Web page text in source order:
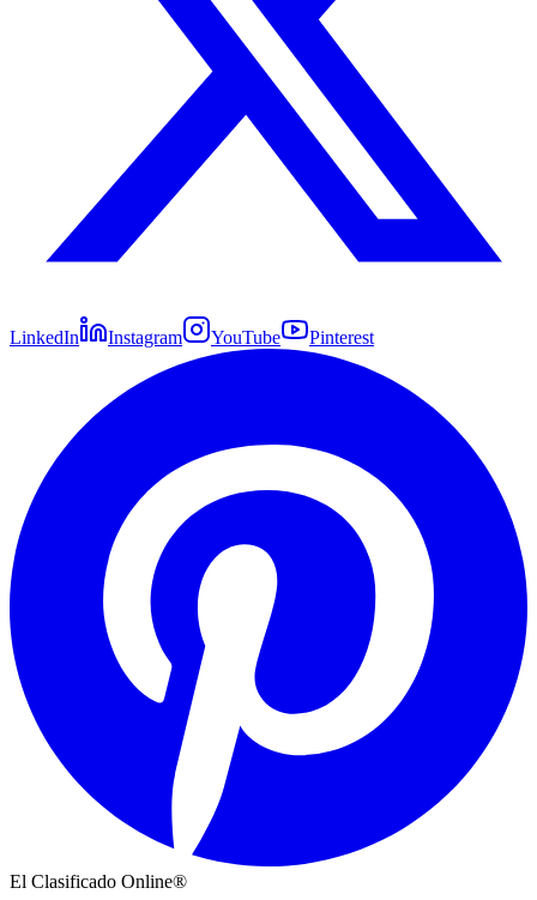
LinkedIn Instagram YouTube Pinterest
El Clasificado Online®